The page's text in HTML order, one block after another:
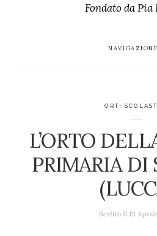
Fondato daPia
NAVIGAZIONE
ORTI
L’ORTO
PRIMARIA DI
Scritto Il 13